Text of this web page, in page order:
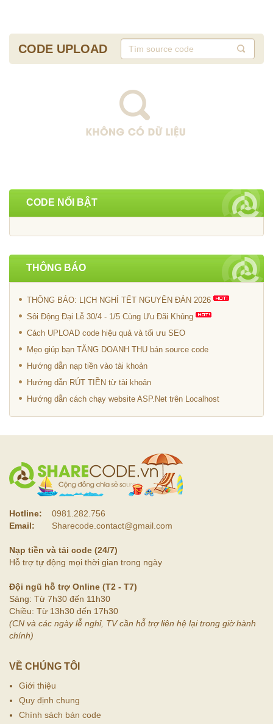
CODE UPLOAD
CODE NỔI BẬT
THÔNG BÁO
THÔNG BÁO: LỊCH NGHỈ TẾT NGUYÊN ĐÁN 2026
Sôi Động Đại Lễ 30/4 - 1/5 Cùng Ưu Đãi Khủng
Cách UPLOAD code hiệu quả và tối ưu SEO
Mẹo giúp bạn TĂNG DOANH THU bán source code
Hướng dẫn nạp tiền vào tài khoản
Hướng dẫn RÚT TIỀN từ tài khoản
Hướng dẫn cách chạy website ASP.Net trên Localhost
Hotline:
0981.282.756
Email:
Sharecode.contact@gmail.com
Nạp tiền và tải code (24/7)
Hỗ trợ tự động mọi thời gian trong ngày
Đội ngũ hỗ trợ Online (T2 - T7)
Sáng: Từ 7h30 đến 11h30
Chiều: Từ 13h30 đến 17h30
(CN và các ngày lễ nghỉ, TV cần hỗ trợ liên hệ lại trong giờ hành
chính)
VỀ CHÚNG TÔI
Giới thiệu
Quy định chung
Chính sách bán code